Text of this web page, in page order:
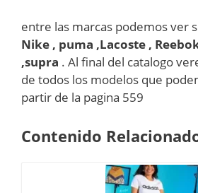
entre las marcas podemos ver
Nike , puma ,Lacoste ,
,supra . Al final del catalogo
de todos los modelos que
partir de la pagina 559
Contenido